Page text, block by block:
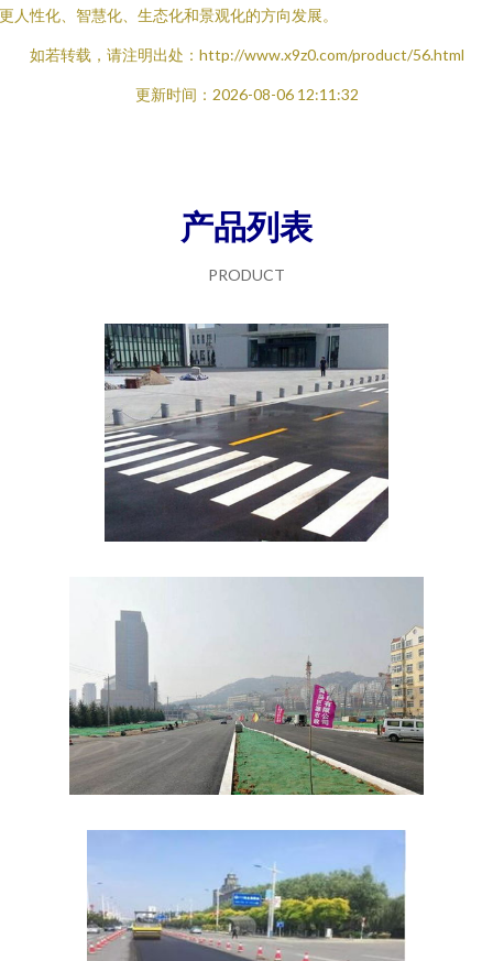
人性化、智慧化、生态化和景观化的方向发展。
如若转载，请注明出处：http://www.x9z0.com/product/56.html
更新时间：2026-08-06 12:11:32
产品列表
PRODUCT